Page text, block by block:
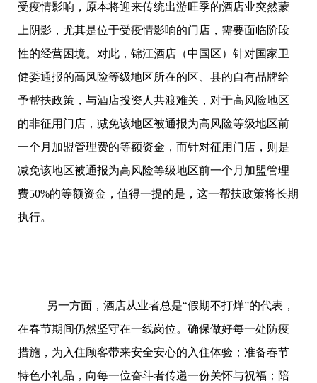
受疫情影响，原本将迎来传统出游旺季的酒店业突然蒙
上阴影，尤其是位于受疫情影响的门店，需要面临阶段
性的经营困境。对此，锦江酒店（中国区）针对国家卫
健委通报的高风险等级地区所在的区、县的自有品牌给
予帮扶政策，与酒店投资人共渡难关，对于高风险地区
的非征用门店，减免该地区被通报为高风险等级地区前
一个月加盟管理费的等额资金，而针对征用门店，则是
减免该地区被通报为高风险等级地区前一个月加盟管理
费50%的等额资金，值得一提的是，这一帮扶政策将长期
执行。
另一方面，酒店从业者总是“假期不打烊”的代表，
在春节期间仍然坚守在一线岗位。确保做好每一处防疫
措施，为入住顾客带来安全安心的入住体验；准备春节
特色小礼品，向每一位奋斗者传递一份关怀与祝福；陪